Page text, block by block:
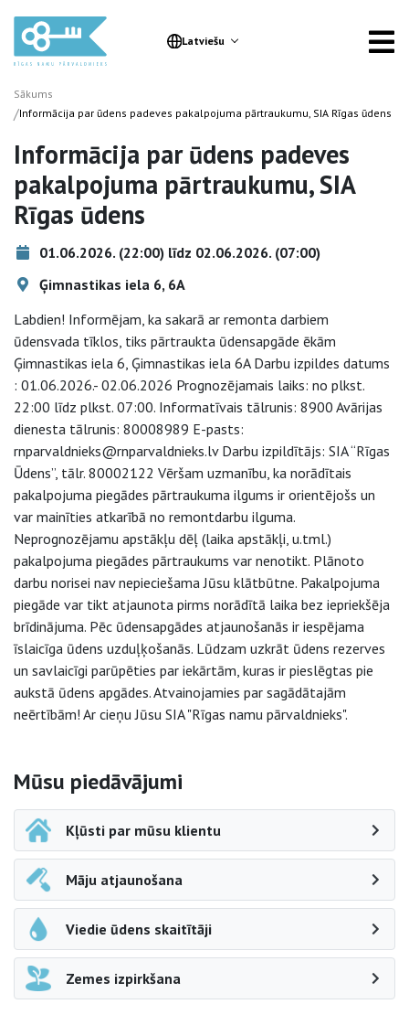
Latviešu
Sākums
/Informācija par ūdens padeves pakalpojuma pārtraukumu, SIA Rīgas ūdens
Informācija par ūdens padeves
pakalpojuma pārtraukumu, SIA
Rīgas ūdens
01.06.2026. (22:00) līdz 02.06.2026. (07:00)
Ģimnastikas iela 6, 6A
Labdien! Informējam, ka sakarā ar remonta darbiem
ūdensvada tīklos, tiks pārtraukta ūdensapgāde ēkām
Ģimnastikas iela 6, Ģimnastikas iela 6A Darbu izpildes datums
: 01.06.2026.- 02.06.2026 Prognozējamais laiks: no plkst.
22:00 līdz plkst. 07:00. Informatīvais tālrunis: 8900 Avārijas
dienesta tālrunis: 80008989 E-pasts:
rnparvaldnieks@rnparvaldnieks.lv Darbu izpildītājs: SIA “Rīgas
Ūdens”, tālr. 80002122 Vēršam uzmanību, ka norādītais
pakalpojuma piegādes pārtraukuma ilgums ir orientējošs un
var mainīties atkarībā no remontdarbu ilguma.
Neprognozējamu apstākļu dēļ (laika apstākļi, u.tml.)
pakalpojuma piegādes pārtraukums var nenotikt. Plānoto
darbu norisei nav nepieciešama Jūsu klātbūtne. Pakalpojuma
piegāde var tikt atjaunota pirms norādītā laika bez iepriekšēja
brīdinājuma. Pēc ūdensapgādes atjaunošanās ir iespējama
īslaicīga ūdens uzduļķošanās. Lūdzam uzkrāt ūdens rezerves
un savlaicīgi parūpēties par iekārtām, kuras ir pieslēgtas pie
aukstā ūdens apgādes. Atvainojamies par sagādātajām
neērtībām! Ar cieņu Jūsu SIA "Rīgas namu pārvaldnieks".
Sāna navigācija
Mūsu piedāvājumi
Kļūsti par mūsu klientu
Māju atjaunošana
Viedie ūdens skaitītāji
Zemes izpirkšana